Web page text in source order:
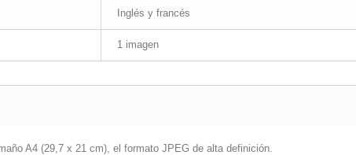
Inglés y francés
1 imagen
A4 (29,7 x 21 cm), el formato JPEG de alta definición.